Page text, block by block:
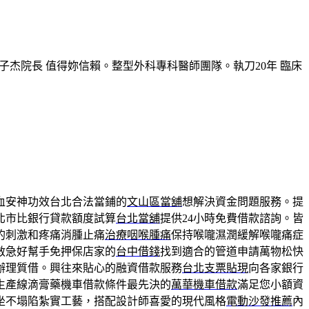
院長 值得妳信賴。整型外科專科醫師團隊。執刀20年 臨床
安神功效台北合法當鋪的文山區當舖想解決資金問題服務。提
市比銀行貸款額度試算台北當舖提供24小時免費借款諮詢。皆
刺激和疼痛消腫止痛治療咽喉腫痛保持喉嚨濕潤緩解喉嚨痛症
急好幫手免押保店家的台中借錢找到適合的管道申請萬物松快
理質借。興往來貼心的融資借款服務台北支票貼現向各家銀行
產線滴膏藥機車借款條件最先決的萬華機車借款滿足您小額資
不塌陷紮實工藝，搭配設計師喜愛的現代風格電動沙發推薦內